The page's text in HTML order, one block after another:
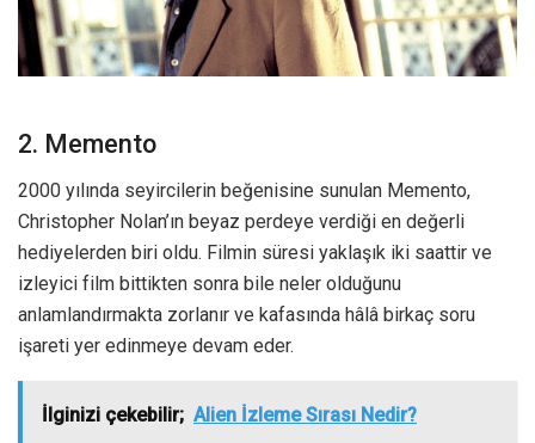
2. Memento
2000 yılında seyircilerin beğenisine sunulan Memento,
Christopher Nolan’ın beyaz perdeye verdiği en değerli
hediyelerden biri oldu. Filmin süresi yaklaşık iki saattir ve
izleyici film bittikten sonra bile neler olduğunu
anlamlandırmakta zorlanır ve kafasında hâlâ birkaç soru
işareti yer edinmeye devam eder.
İlginizi çekebilir; Alien İzleme Sırası Nedir?